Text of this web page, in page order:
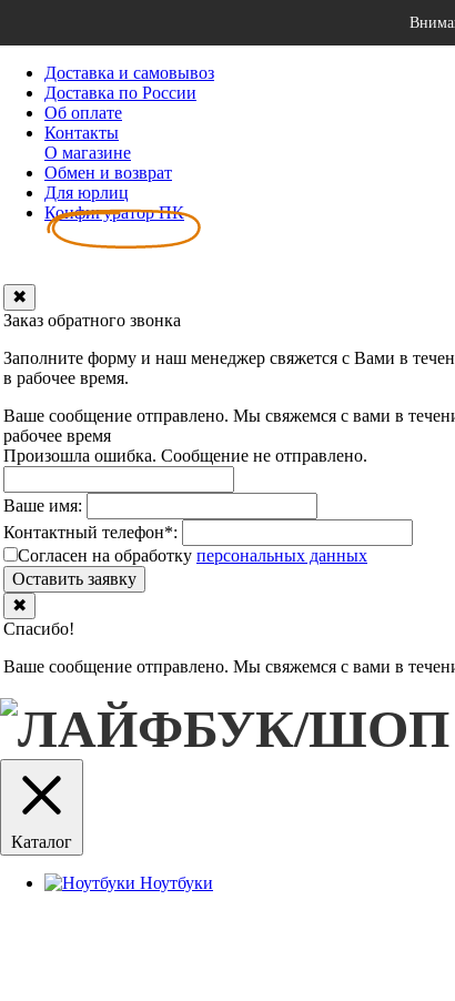
Доставка и самовывоз
Доставка по России
Об оплате
Контакты
О магазине
Обмен и возврат
Для юрлиц
Конфигуратор ПК
✖
Заказ обратного звонка
Заполните форму и наш менеджер свяжется с Вами в
в рабочее время.
Ваше сообщение отправлено. Мы свяжемся с вами в
рабочее время
Произошла ошибка. Сообщение не отправлено.
Ваше имя:
Контактный телефон*:
Согласен на обработку персональныx данных
Оставить заявку
✖
Спасибо!
Ваше сообщение отправлено. Мы свяжемся с вами в
Каталог
Ноутбуки